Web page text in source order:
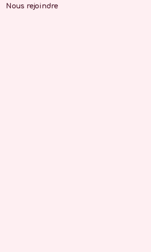
Nous rejoindre